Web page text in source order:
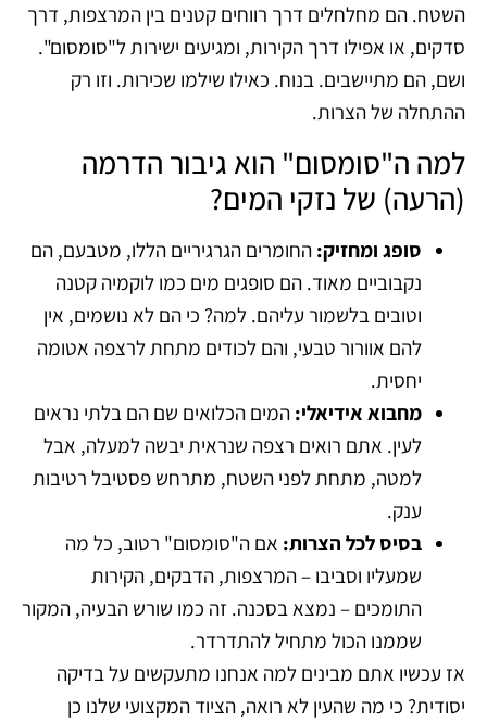
השטח. הם מחלחלים דרך רווחים קטנים בין המרצפות, דרך
סדקים, או אפילו דרך הקירות, ומגיעים ישירות ל"סומסום".
ושם, הם מתיישבים. בנוח. כאילו שילמו שכירות. וזו רק
ההתחלה של הצרות.
למה ה"סומסום" הוא גיבור הדרמה
(הרעה) של נזקי המים?
סופג ומחזיק: החומרים הגרגיריים הללו, מטבעם, הם
נקבוביים מאוד. הם סופגים מים כמו לוקמיה קטנה
וטובים בלשמור עליהם. למה? כי הם לא נושמים, אין
להם אוורור טבעי, והם לכודים מתחת לרצפה אטומה
יחסית.
מחבוא אידיאלי: המים הכלואים שם הם בלתי נראים
לעין. אתם רואים רצפה שנראית יבשה למעלה, אבל
למטה, מתחת לפני השטח, מתרחש פסטיבל רטיבות
ענק.
בסיס לכל הצרות: אם ה"סומסום" רטוב, כל מה
שמעליו וסביבו – המרצפות, הדבקים, הקירות
התומכים – נמצא בסכנה. זה כמו שורש הבעיה, המקור
שממנו הכול מתחיל להתדרדר.
אז עכשיו אתם מבינים למה אנחנו מתעקשים על בדיקה
יסודית? כי מה שהעין לא רואה, הציוד המקצועי שלנו כן